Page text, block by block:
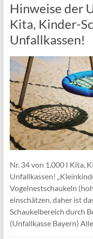
Hinweise der
Kita, Kinder-
Unfallkassen!
Nr. 34 von 1.000 I Kita,
Unfallkassen!
Vogelnestschaukeln
einschätzen, daher ist
Schaukelbereich durch
(Unfallkasse Bayern)